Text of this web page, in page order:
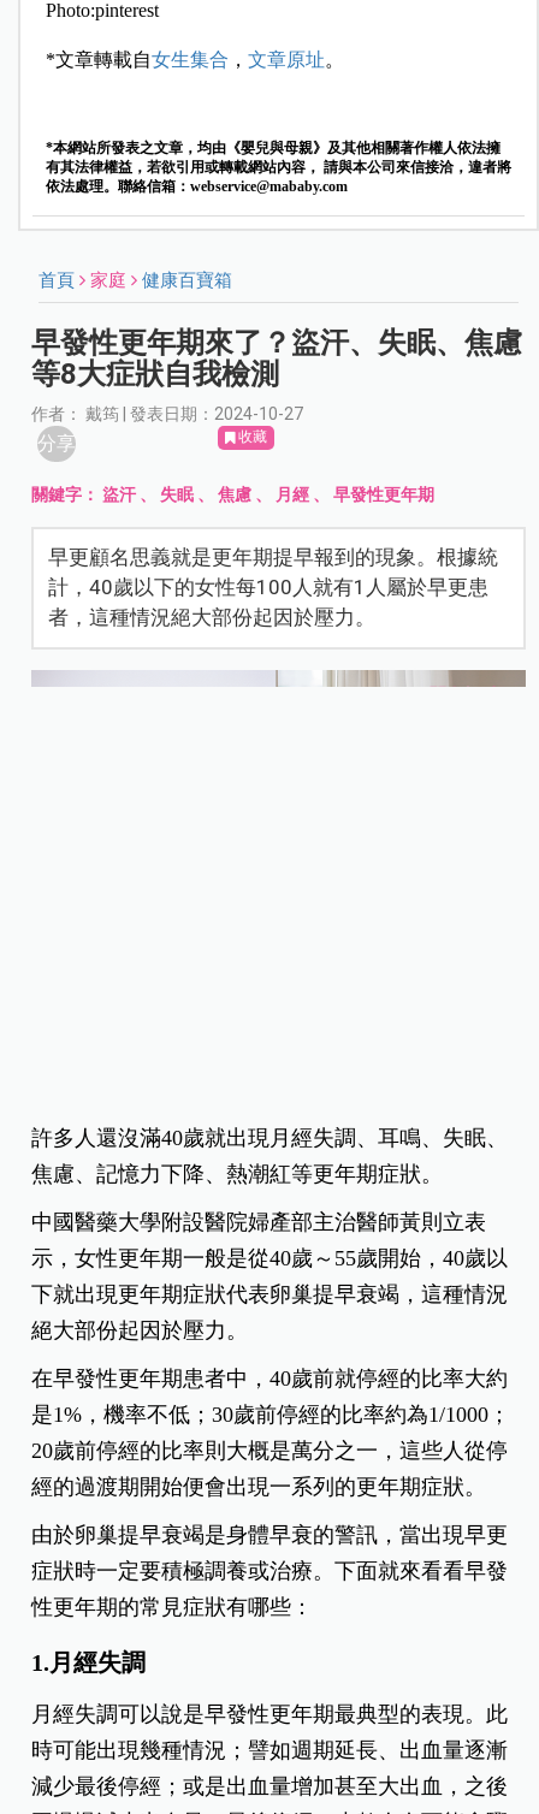
Photo:pinterest
*文章轉載自女生集合 ， 文章原址。
*本網站所發表之文章，均由《嬰兒與母親》及其他相關著作權人依法擁
有其法律權益，若欲引用或轉載網站內容， 請與本公司來信接洽，違者將
依法處理。聯絡信箱： webservice@mababy.com
首頁 家庭 健康百寶箱
早發性更年期來了？盜汗、失眠、焦慮
等8大症狀自我檢測
作者： 戴筠 | 發表日期：2024-10-27
分享 收藏
關鍵字：盜汗 、 失眠 、焦慮 、 月經 、早發性更年期
早更顧名思義就是更年期提早報到的現象。根據統
計，40歲以下的女性每100人就有1人屬於早更患
者，這種情況絕大部份起因於壓力。
許多人還沒滿40歲就出現月經失調、耳鳴、失眠、
焦慮、記憶力下降、熱潮紅等更年期症狀。
中國醫藥大學附設醫院婦產部主治醫師黃則立表
示，女性更年期一般是從40歲～55歲開始，40歲以
下就出現更年期症狀代表卵巢提早衰竭，這種情況
絕大部份起因於壓力。
在早發性更年期患者中，40歲前就停經的比率大約
是1%，機率不低；30歲前停經的比率約為1/1000；
20歲前停經的比率則大概是萬分之一，這些人從停
經的過渡期開始便會出現一系列的更年期症狀。
由於卵巢提早衰竭是身體早衰的警訊，當出現早更
症狀時一定要積極調養或治療。下面就來看看早發
性更年期的常見症狀有哪些：
1.月經失調
月經失調可以說是早發性更年期最典型的表現。此
時可能出現幾種情況；譬如週期延長、出血量逐漸
減少最後停經；或是出血量增加甚至大出血，之後